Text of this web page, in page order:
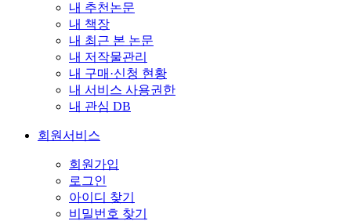
내 추천논문
내 책장
내 최근 본 논문
내 저작물관리
내 구매·신청 현황
내 서비스 사용권한
내 관심 DB
회원서비스
회원가입
로그인
아이디 찾기
비밀번호 찾기